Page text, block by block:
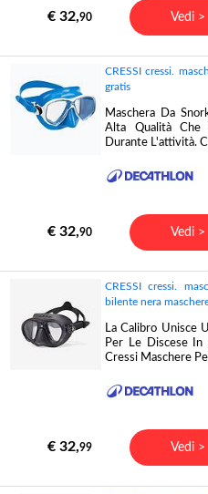
€ 32,90 Vedi >
CRESSI cressi.
gratis
Maschera Da
Alta Qualità Che
Durante L'attività.
€ 32,90 Vedi >
CRESSI cressi.
bilente nera
La Calibro Unisce
Per Le Discese In
Cressi Maschere
€ 32,99 Vedi >